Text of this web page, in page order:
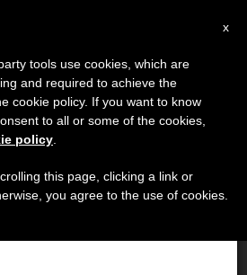
4th, 2013
negociaciones de paz entre el
×
de agosto haremos la pausa
que en el periodo de verano
y también el
x
tools use cookies, which are
and required to achieve the
cookie policy. If you want to know
to all or some of the cookies,
policy
this page, clicking a link or
you agree to the use of cookies.